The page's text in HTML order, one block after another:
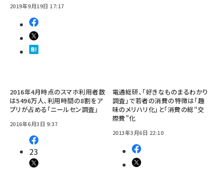
2019年9月19日 17:17
2016年4月時点のスマホ利用者数
は5496万人、利用時間の8割をア
プリが占める「ニールセン調査」
2016年6月3日 9:37
23
電通総研、「好きなものまるわかり
調査」で若者の消費の特徴は「趣
味のメリハリ化」と「消費の総“交
際費”化
2013年3月6日 22:10